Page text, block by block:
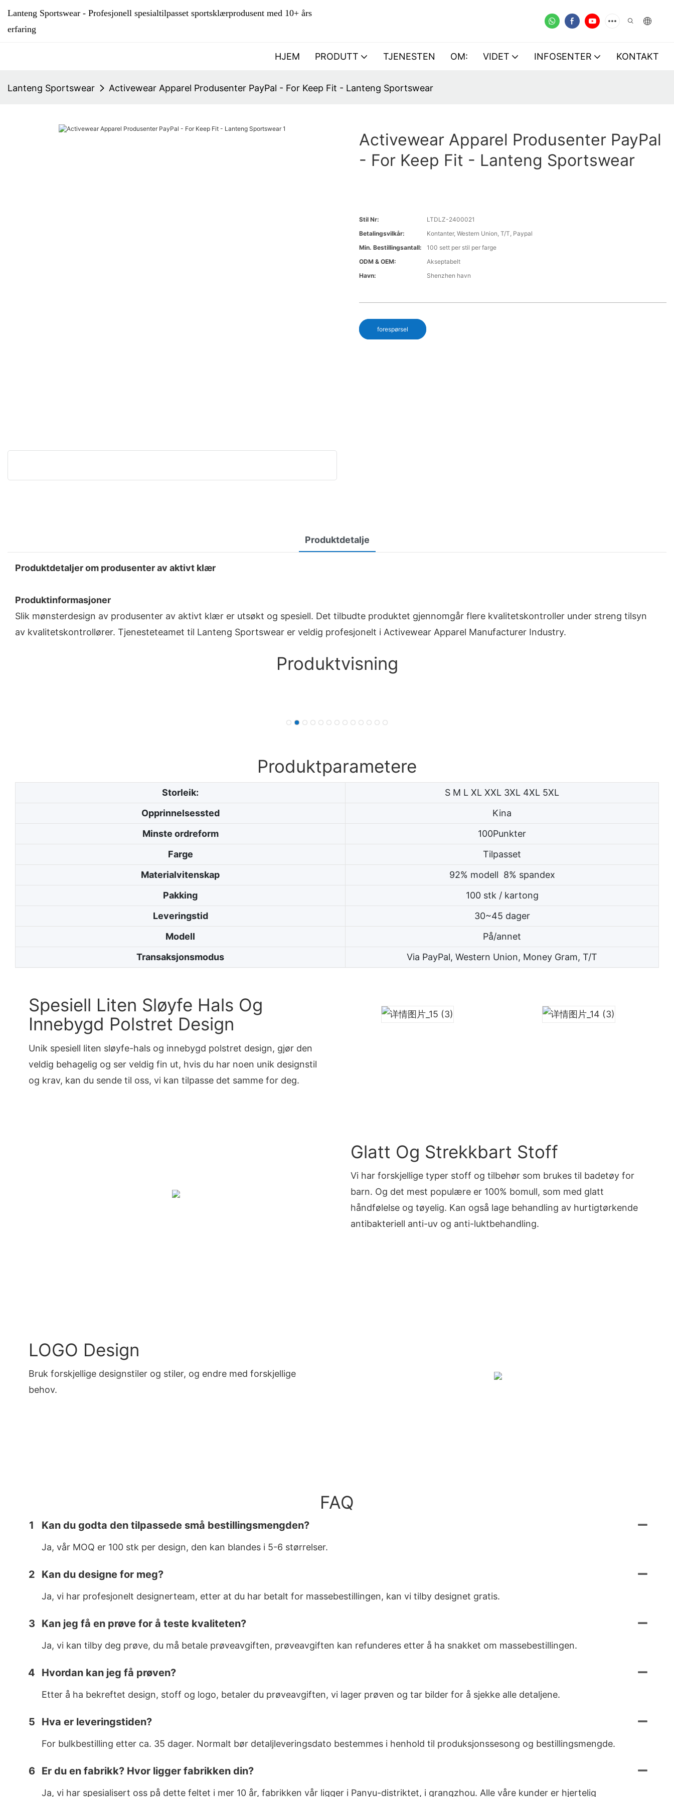
Lanteng Sportswear - Profesjonell spesialtilpasset sportsklærprodusent med 10+ års
erfaring
HJEM PRODUTT TJENESTEN OM: VIDET INFOSENTER KONTAKT
Lanteng Sportswear Activewear Apparel Produsenter PayPal - For Keep Fit - Lanteng Sportswear
Activewear Apparel Produsenter PayPal
- For Keep Fit - Lanteng Sportswear
Stil Nr:
LTDLZ-2400021
Betalingsvilkår:
Kontanter, Western Union, T/T, Paypal
Min. Bestillingsantall:
100 sett per stil per farge
ODM & OEM:
Akseptabelt
Havn:
Shenzhen havn
forespørsel
Produktdetalje
Produktdetaljer om produsenter av aktivt klær
Produktinformasjoner
Slik mønsterdesign av produsenter av aktivt klær er utsøkt og spesiell. Det tilbudte produktet gjennomgår flere kvalitetskontroller under streng tilsyn
av kvalitetskontrollører. Tjenesteteamet til Lanteng Sportswear er veldig profesjonelt i Activewear Apparel Manufacturer Industry.
Produktvisning
Produktparametere
Storleik:
S M L XL XXL 3XL 4XL 5XL
Opprinnelsessted
Kina
Minste ordreform
100Punkter
Farge
Tilpasset
Materialvitenskap
92% modell 8% spandex
Pakking
100 stk / kartong
Leveringstid
30~45 dager
Modell
På/annet
Transaksjonsmodus
Via PayPal, Western Union, Money Gram, T/T
Spesiell Liten Sløyfe Hals Og
Innebygd Polstret Design
Unik spesiell liten sløyfe-hals og innebygd polstret design, gjør den
veldig behagelig og ser veldig fin ut, hvis du har noen unik designstil
og krav, kan du sende til oss, vi kan tilpasse det samme for deg.
Glatt Og Strekkbart Stoff
Vi har forskjellige typer stoff og tilbehør som brukes til badetøy for
barn. Og det mest populære er 100% bomull, som med glatt
håndfølelse og tøyelig. Kan også lage behandling av hurtigtørkende
antibakteriell anti-uv og anti-luktbehandling.
LOGO Design
Bruk forskjellige designstiler og stiler, og endre med forskjellige
behov.
FAQ
1 Kan du godta den tilpassede små bestillingsmengden?
Ja, vår MOQ er 100 stk per design, den kan blandes i 5-6 størrelser.
2 Kan du designe for meg?
Ja, vi har profesjonelt designerteam, etter at du har betalt for massebestillingen, kan vi tilby designet gratis.
3 Kan jeg få en prøve for å teste kvaliteten?
Ja, vi kan tilby deg prøve, du må betale prøveavgiften, prøveavgiften kan refunderes etter å ha snakket om massebestillingen.
4 Hvordan kan jeg få prøven?
Etter å ha bekreftet design, stoff og logo, betaler du prøveavgiften, vi lager prøven og tar bilder for å sjekke alle detaljene.
5 Hva er leveringstiden?
For bulkbestilling etter ca. 35 dager. Normalt bør detaljleveringsdato bestemmes i henhold til produksjonssesong og bestillingsmengde.
6 Er du en fabrikk? Hvor ligger fabrikken din?
Ja, vi har spesialisert oss på dette feltet i mer 10 år, fabrikken vår ligger i Panyu-distriktet, i grangzhou. Alle våre kunder er hjertelig